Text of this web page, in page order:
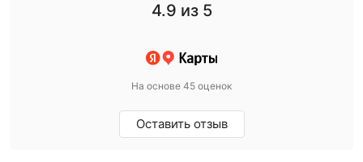
4.9 из 5
На основе 45 оценок
Оставить отзыв